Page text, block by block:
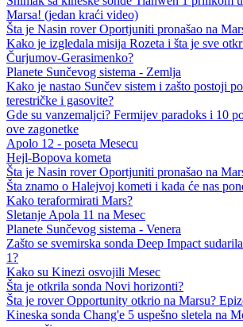
Marsa! (jedan kraći video)
Šta je Nasin rover Oportjuniti pronašao na
Kako je izgledala misija Rozeta i šta je sve
Čurjumov-Gerasimenko?
Planete Sunčevog sistema - Zemlja
Kako je nastao Sunčev sistem i zašto postoji
terestričke i gasovite?
Gde su vanzemaljci? Fermijev paradoks i 10
ove zagonetke
Apolo 12 - poseta Mesecu
Hejl-Bopova kometa
Šta je Nasin rover Oportjuniti pronašao na
Šta znamo o Halejvoj kometi i kada će nas
Kako teraformirati Mars?
Sletanje Apola 11 na Mesec
Planete Sunčevog sistema - Venera
Zašto se svemirska sonda Deep Impact
1?
Kako su Kinezi osvojili Mesec
Šta je otkrila sonda Novi horizonti?
Šta je rover Opportunity otkrio na Marsu?
Kineska sonda Chang'e 5 uspešno sletela na